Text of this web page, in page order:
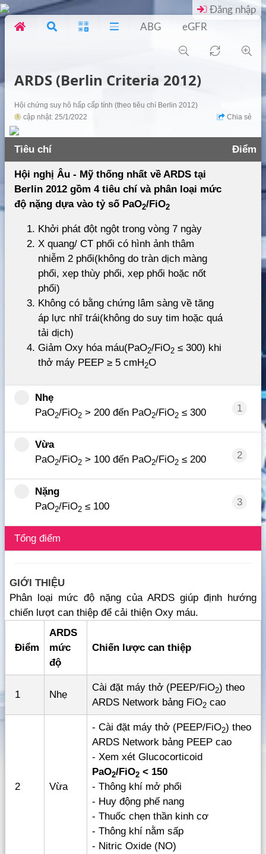
Đăng nhập
ABG
eGFR
ARDS (Berlin Criteria 2012)
Hội chứng suy hô hấp cấp tính (theo tiêu chí Berlin 2012)
cập nhật: 25/1/2022
Chia sẻ
Tiêu chí Điểm
Hội nghị Âu - Mỹ thống nhất về ARDS tại
Berlin 2012 gồm 4 tiêu chí và phân loại mức
độ nặng dựa vào tỷ số PaO2/FiO2
Khởi phát đột ngột trong vòng 7 ngày
X quang/ CT phổi có hình ảnh thâm
nhiễm 2 phổi(không do tràn dịch màng
phổi, xẹp thùy phổi, xẹp phổi hoặc nốt
phổi)
Không có bằng chứng lâm sàng về tăng
áp lực nhĩ trái(không do suy tim hoặc quá
tải dịch)
Giảm Oxy hóa máu(PaO2/FiO2 ≤ 300) khi
thở máy PEEP ≥ 5 cmH 2O
Nhẹ
PaO2/FiO2 > 200 đến PaO2/FiO2 ≤ 300 1
Vừa
PaO2/FiO2 > 100 đến PaO2/FiO2 ≤ 200 2
Nặng
PaO2/FiO2 ≤ 100 3
Tổng điểm
GIỚI THIỆU
Phân loại mức độ nặng của ARDS giúp định hướng
chiến lượt can thiệp để cải thiện Oxy máu.
Điểm
ARDS
mức
độ
Chiến lược can thiệp
1 Nhẹ
Cài đặt máy thở (PEEP/FiO2) theo
ARDS Network bảng FiO2 cao
2 Vừa
- Cài đặt máy thở (PEEP/FiO2) theo
ARDS Network bảng PEEP cao
- Xem xét Glucocorticoid
PaO2/FiO2 < 150
- Thông khí mở phổi
- Huy động phế nang
- Thuốc chẹn thần kinh cơ
- Thông khí nằm sấp
- Nitric Oxide (NO)